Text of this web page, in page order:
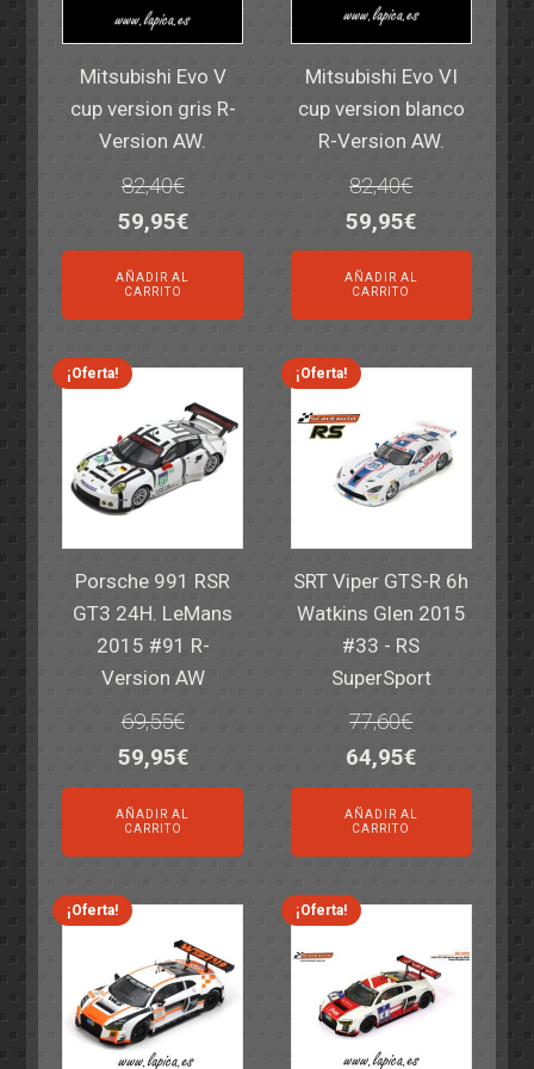
Mitsubishi Evo V
cup version gris R-
Version AW.
82,40€
El
precio
original
era:
82,40€.
59,95€El
precio
es:
59,95€.
AÑADIR AL
CARRITO
Mitsubishi Evo VI
cup version blanco
R-Version AW.
82,40€
El
precio
original
era:
82,40€.
59,95€El
precio
es:
59,95€.
AÑADIR AL
CARRITO
¡Oferta!
Porsche 991 RSR
GT3 24H. LeMans
2015 #91 R-
Version AW
69,55€
El
precio
original
era:
69,55€.
59,95€El
precio
actual
es:
59,95€.
AÑADIR AL
CARRITO
¡Oferta!
SRT Viper GTS-R 6h
Watkins Glen 2015
#33 - RS
SuperSport
77,60€
El
precio
original
era:
77,60€.
64,95€El
precio
actual
es:
64,95€.
AÑADIR AL
CARRITO
¡Oferta! ¡Oferta!